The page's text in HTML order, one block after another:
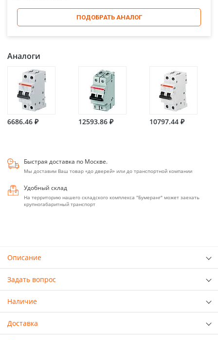
ПОДОБРАТЬ АНАЛОГ
Аналоги
6686.46 ₽ 12593.86 ₽ 10797.44 ₽
Быстрая доставка по Москве.
Мы доставим Ваш товар «до дверей» или до транспортной компании
Удобный склад
На территорию нашего складского комплекса "Бумеранг" может заехать
крупногабаритный транспорт
Описание
Задать вопрос
Наличие
Доставка